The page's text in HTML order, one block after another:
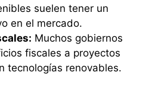
suelen tener un
en el mercado.
Muchos gobiernos
fiscales a proyectos
tecnologías renovables.